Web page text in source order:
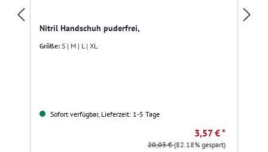
Nitril Handschuh puderfrei,
Größe: S | M | L | XL
Sofort verfügbar, Lieferzeit: 1-5 Tage
3,57 € *
20,03 €(82.18% gespart)